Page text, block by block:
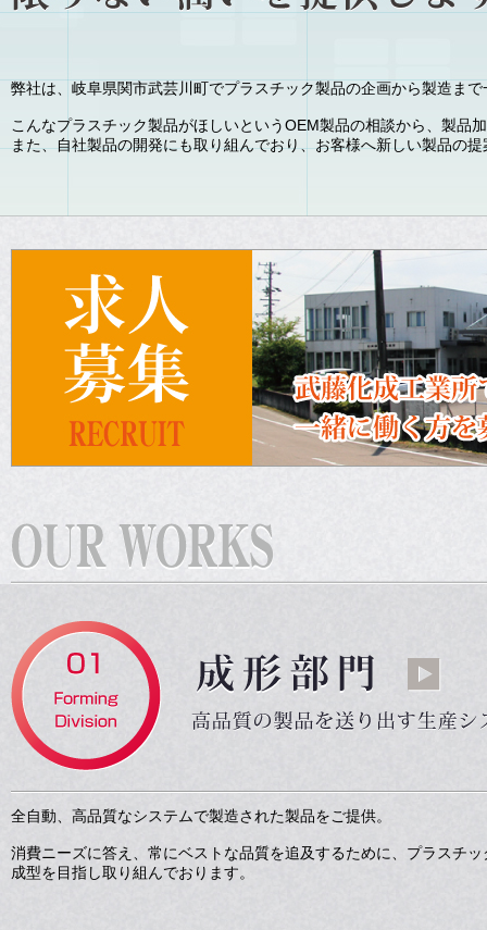
弊社は、岐阜県関市武芸川町でプラスチック製品の企画から製造ま
こんなプラスチック製品がほしいというOEM製品の相談から、製品
また、自社製品の開発にも取り組んでおり、お客様へ新しい製品の
全自動、高品質なシステムで製造された製品をご提供。
消費ニーズに答え、常にベストな品質を追及するために、プラスチ
成型を目指し取り組んでおります。